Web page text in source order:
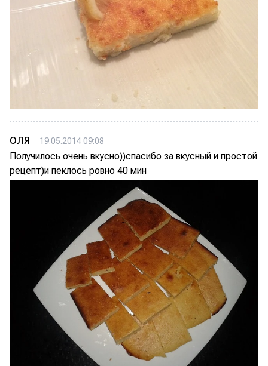
ОЛЯ 19.05.2014 09:08
Получилось очень вкусно))спасибо за вкусный и простой
рецепт)и пеклось ровно 40 мин